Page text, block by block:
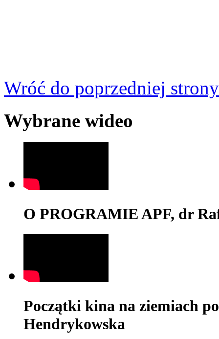
Wróć do poprzedniej strony
Wybrane wideo
O PROGRAMIE APF, dr
Początki kina na ziemiach
Hendrykowska